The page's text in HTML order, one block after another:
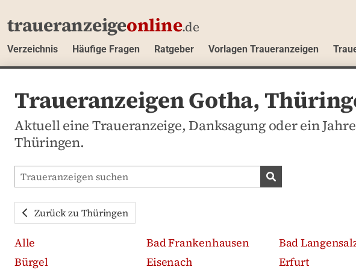
traueranzeigeonline.de
Verzeichnis Häufige Fragen Ratgeber Vorlagen Traueranzeigen
Traueranzeigen Gotha,
Aktuell eine Traueranzeige, Danksagung oder ein
Thüringen.
Traueranzeigen-Portal durchsuchen
Traueranzeigen
Zurück zu Thüringen
Alle Bad Frankenhausen Bad
Bürgel
Eisenach Erfurt